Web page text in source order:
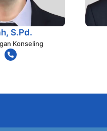
S.Pd.
Konseling